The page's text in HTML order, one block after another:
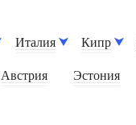
Италия Кипр
Австрия Эстония